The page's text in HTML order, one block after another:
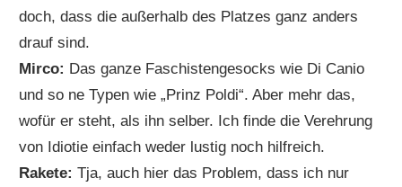
doch, dass die außerhalb des Platzes ganz anders
drauf sind.
Mirco: Das ganze Faschistengesocks wie Di Canio
und so ne Typen wie „Prinz Poldi“. Aber mehr das,
wofür er steht, als ihn selber. Ich finde die Verehrung
von Idiotie einfach weder lustig noch hilfreich.
Rakete:Tja, auch hier das Problem, dass ich nur